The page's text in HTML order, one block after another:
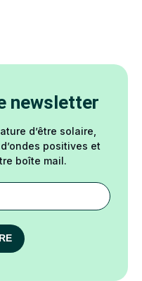
newsletter
d’être solaire,
positives et
boîte mail.